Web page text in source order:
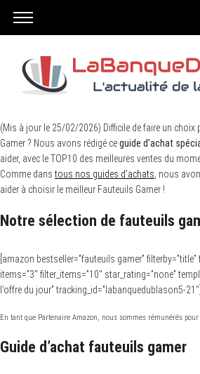
(Mis à jour le 25/02/2026) Difficile de faire un choix
Gamer ? Nous avons rédigé ceguide d’achat
aider, avec le TOP10 des meilleures ventes du
Comme dans tous nos guides d’achats , nous
aider à choisir le meilleur Fauteuils Gamer !
Notre sélection de fauteuils
[amazon bestseller=”fauteuils gamer” filterby=”title”
items=”3″ filter_items=”10″ star_rating=”none”
l’offre du jour” tracking_id=”labanquedublason5-21″]
En tant que Partenaire Amazon, nous sommes rémunérés
Guide d’achat fauteuils gamer